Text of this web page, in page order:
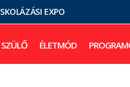
EXPO
SZÜLŐ ÉLETMÓD